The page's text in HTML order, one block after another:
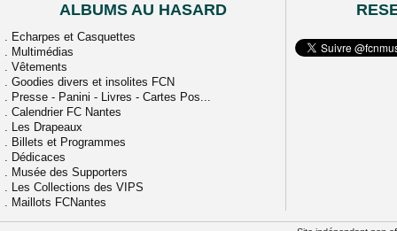
ALBUMS AU HASARD
. Echarpes et Casquettes
. Multimédias
. Vêtements
. Goodies divers et insolites FCN
. Presse - Panini - Livres - Cartes Pos...
. Calendrier FC Nantes
. Les Drapeaux
. Billets et Programmes
. Dédicaces
. Musée des Supporters
. Les Collections des VIPS
. Maillots FCNantes